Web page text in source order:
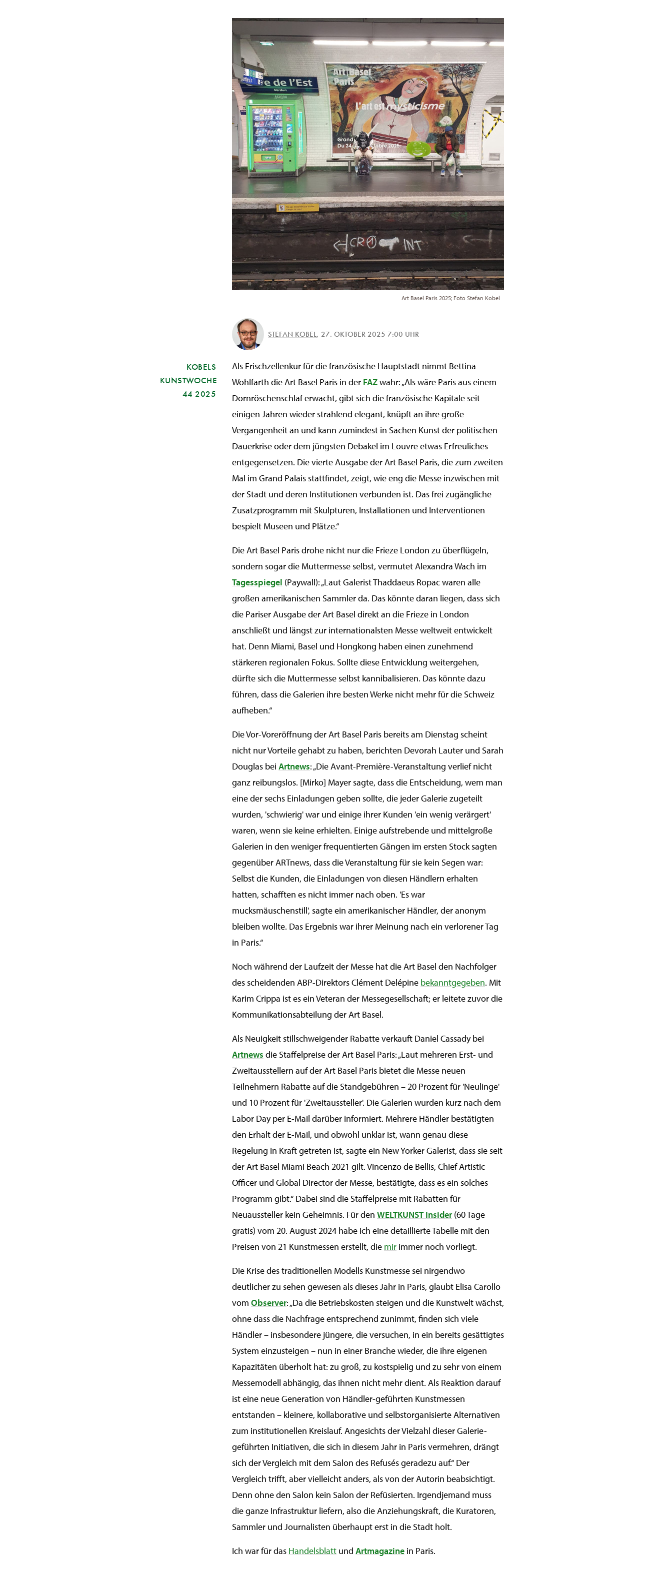
Art Basel Paris 2025; Foto Stefan Kobel
STEFAN KOBEL, 27. OKTOBER 2025 7:00 UHR
KOBELS
KUNSTWOCHE
44 2025
Als Frischzellenkur für die französische Hauptstadt nimmt Bettina
Wohlfarth die Art Basel Paris in der FAZwahr: „Als wäre Paris aus einem
Dornröschenschlaf erwacht, gibt sich die französische Kapitale seit
einigen Jahren wieder strahlend elegant, knüpft an ihre große
Vergangenheit an und kann zumindest in Sachen Kunst der politischen
Dauerkrise oder dem jüngsten Debakel im Louvre etwas Erfreuliches
entgegensetzen. Die vierte Ausgabe der Art Basel Paris, die zum zweiten
Mal im Grand Palais stattfindet, zeigt, wie eng die Messe inzwischen mit
der Stadt und deren Institutionen verbunden ist. Das frei zugängliche
Zusatzprogramm mit Skulpturen, Installationen und Interventionen
bespielt Museen und Plätze.“
Die Art Basel Paris drohe nicht nur die Frieze London zu überflügeln,
sondern sogar die Muttermesse selbst, vermutet Alexandra Wach im
Tagesspiegel (Paywall): „Laut Galerist Thaddaeus Ropac waren alle
großen amerikanischen Sammler da. Das könnte daran liegen, dass sich
die Pariser Ausgabe der Art Basel direkt an die Frieze in London
anschließt und längst zur internationalsten Messe weltweit entwickelt
hat. Denn Miami, Basel und Hongkong haben einen zunehmend
stärkeren regionalen Fokus. Sollte diese Entwicklung weitergehen,
dürfte sich die Muttermesse selbst kannibalisieren. Das könnte dazu
führen, dass die Galerien ihre besten Werke nicht mehr für die Schweiz
aufheben.“
Die Vor-Voreröffnung der Art Basel Paris bereits am Dienstag scheint
nicht nur Vorteile gehabt zu haben, berichten Devorah Lauter und Sarah
Douglas bei Artnews: „Die Avant-Première-Veranstaltung verlief nicht
ganz reibungslos. [Mirko] Mayer sagte, dass die Entscheidung, wem man
eine der sechs Einladungen geben sollte, die jeder Galerie zugeteilt
wurden, 'schwierig' war und einige ihrer Kunden 'ein wenig verärgert'
waren, wenn sie keine erhielten. Einige aufstrebende und mittelgroße
Galerien in den weniger frequentierten Gängen im ersten Stock sagten
gegenüber ARTnews, dass die Veranstaltung für sie kein Segen war:
Selbst die Kunden, die Einladungen von diesen Händlern erhalten
hatten, schafften es nicht immer nach oben. 'Es war
mucksmäuschenstill', sagte ein amerikanischer Händler, der anonym
bleiben wollte. Das Ergebnis war ihrer Meinung nach ein verlorener Tag
in Paris.“
Noch während der Laufzeit der Messe hat die Art Basel den Nachfolger
des scheidenden ABP-Direktors Clément Delépine bekanntgegeben. Mit
Karim Crippa ist es ein Veteran der Messegesellschaft; er leitete zuvor die
Kommunikationsabteilung der Art Basel.
Als Neuigkeit stillschweigender Rabatte verkauft Daniel Cassady bei
Artnews die Staffelpreise der Art Basel Paris: „Laut mehreren Erst- und
Zweitausstellern auf der Art Basel Paris bietet die Messe neuen
Teilnehmern Rabatte auf die Standgebühren – 20 Prozent für 'Neulinge'
und 10 Prozent für 'Zweitaussteller'. Die Galerien wurden kurz nach dem
Labor Day per E-Mail darüber informiert. Mehrere Händler bestätigten
den Erhalt der E-Mail, und obwohl unklar ist, wann genau diese
Regelung in Kraft getreten ist, sagte ein New Yorker Galerist, dass sie seit
der Art Basel Miami Beach 2021 gilt. Vincenzo de Bellis, Chief Artistic
Officer und Global Director der Messe, bestätigte, dass es ein solches
Programm gibt.“ Dabei sind die Staffelpreise mit Rabatten für
Neuaussteller kein Geheimnis. Für den WELTKUNST Insider(60 Tage
gratis) vom 20. August 2024 habe ich eine detaillierte Tabelle mit den
Preisen von 21 Kunstmessen erstellt, die mir immer noch vorliegt.
Die Krise des traditionellen Modells Kunstmesse sei nirgendwo
deutlicher zu sehen gewesen als dieses Jahr in Paris, glaubt Elisa Carollo
vom Observer: „Da die Betriebskosten steigen und die Kunstwelt wächst,
ohne dass die Nachfrage entsprechend zunimmt, finden sich viele
Händler – insbesondere jüngere, die versuchen, in ein bereits gesättigtes
System einzusteigen – nun in einer Branche wieder, die ihre eigenen
Kapazitäten überholt hat: zu groß, zu kostspielig und zu sehr von einem
Messemodell abhängig, das ihnen nicht mehr dient. Als Reaktion darauf
ist eine neue Generation von Händler-geführten Kunstmessen
entstanden – kleinere, kollaborative und selbstorganisierte Alternativen
zum institutionellen Kreislauf. Angesichts der Vielzahl dieser Galerie-
geführten Initiativen, die sich in diesem Jahr in Paris vermehren, drängt
sich der Vergleich mit dem Salon des Refusés geradezu auf.“ Der
Vergleich trifft, aber vielleicht anders, als von der Autorin beabsichtigt.
Denn ohne den Salon kein Salon der Refüsierten. Irgendjemand muss
die ganze Infrastruktur liefern, also die Anziehungskraft, die Kuratoren,
Sammler und Journalisten überhaupt erst in die Stadt holt.
Ich war für das Handelsblatt und Artmagazine in Paris.